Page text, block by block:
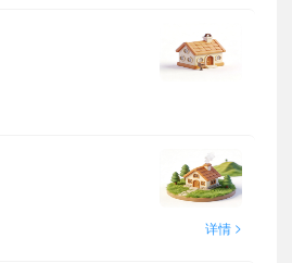
详情 >